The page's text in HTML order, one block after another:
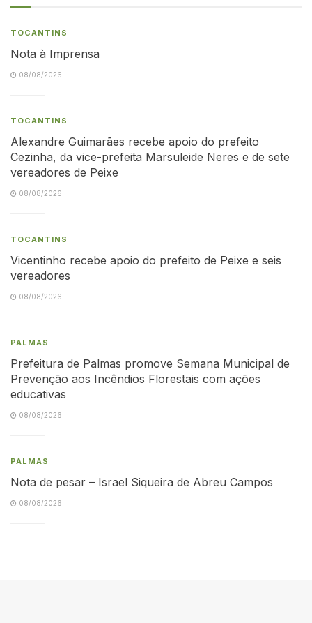
TOCANTINS
Nota à Imprensa
08/08/2026
TOCANTINS
Alexandre Guimarães recebe apoio do prefeito
Cezinha, da vice-prefeita Marsuleide Neres e de sete
vereadores de Peixe
08/08/2026
TOCANTINS
Vicentinho recebe apoio do prefeito de Peixe e seis
vereadores
08/08/2026
PALMAS
Prefeitura de Palmas promove Semana Municipal de
Prevenção aos Incêndios Florestais com ações
educativas
08/08/2026
PALMAS
Nota de pesar – Israel Siqueira de Abreu Campos
08/08/2026